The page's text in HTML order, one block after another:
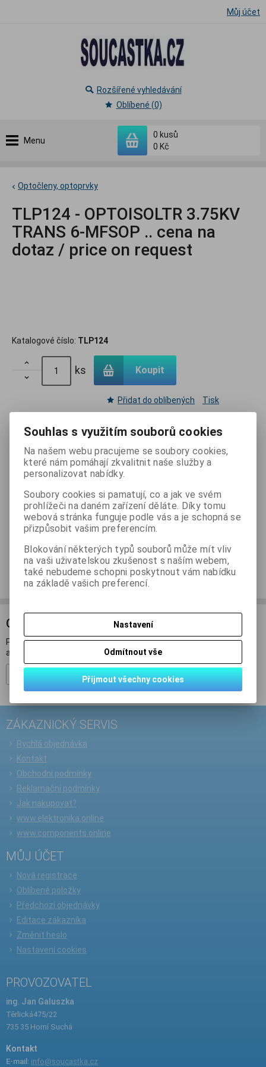
Můj účet
Menu
0 kusů
0 Kč
Rozšířené vyhledávání
Oblíbené (0)
Optočleny, optoprvky
TLP124 - OPTOISOLTR 3.75KV
TRANS 6-MFSOP .. cena na
dotaz / price on request
Katalogové číslo: TLP124


ks Koupit
Přidat do oblíbených Tisk
Skladem:150 ks
Podrobný popis
Dotaz na výrobek
Doporučit výrobek
ODBĚR NOVINEK
Přihlašte se k odběru novinek a buďte informováni o novinkách,
akcích a soutěžích.
Registrovat
ZÁKAZNICKÝ SERVIS
Rychlá objednávka
Kontakt
Obchodní podmínky
Reklamační podmínky
Jak nakupovat?
www.elektronika.online
www.components.online
MŮJ ÚČET
Nová registrace
Oblíbené položky
Předchozí objednávky
Editace zákazníka
Změnit heslo
Nastavení cookies
PROVOZOVATEL
ing. Jan Galuszka
Těrlická475/22
735 35 Horní Suchá
Kontakt
E-mail: info@soucastka.cz
Souhlas s využitím souborů cookies
Na našem webu pracujeme se soubory cookies,
které nám pomáhají zkvalitnit naše služby a
personalizovat nabídky.
Soubory cookies si pamatují, co a jak ve svém
prohlížeči na daném zařízení děláte. Díky tomu
webová stránka funguje podle vás a je schopná se
přizpůsobit vašim preferencím.
Blokování některých typů souborů může mít vliv
na vaši uživatelskou zkušenost s naším webem,
také nebudeme schopni poskytnout vám nabídku
na základě vašich preferencí.
Nastavení
Odmítnout vše
Přijmout všechny cookies